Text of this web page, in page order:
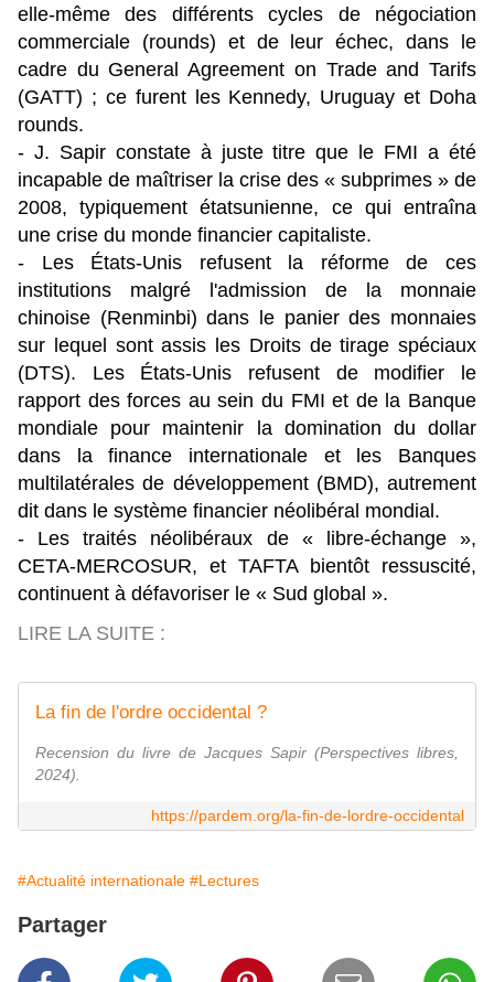
elle-même des différents cycles de négociation
commerciale (rounds) et de leur échec, dans le
cadre du General Agreement on Trade and Tarifs
(GATT) ; ce furent les Kennedy, Uruguay et Doha
rounds.
- J. Sapir constate à juste titre que le FMI a été
incapable de maîtriser la crise des « subprimes » de
2008, typiquement étatsunienne, ce qui entraîna
une crise du monde financier capitaliste.
- Les États-Unis refusent la réforme de ces
institutions malgré l'admission de la monnaie
chinoise (Renminbi) dans le panier des monnaies
sur lequel sont assis les Droits de tirage spéciaux
(DTS). Les États-Unis refusent de modifier le
rapport des forces au sein du FMI et de la Banque
mondiale pour maintenir la domination du dollar
dans la finance internationale et les Banques
multilatérales de développement (BMD), autrement
dit dans le système financier néolibéral mondial.
- Les traités néolibéraux de « libre-échange »,
CETA-MERCOSUR, et TAFTA bientôt ressuscité,
continuent à défavoriser le « Sud global ».
LIRE LA SUITE :
La fin de l'ordre occidental ?
Recension du livre de Jacques Sapir (Perspectives libres,
2024).
https://pardem.org/la-fin-de-lordre-occidental
#Actualité internationale #Lectures
Partager